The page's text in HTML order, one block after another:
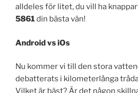
alldeles för litet, du vill ha
5861din bästa vän!
Android vs iOs
Nu kommer vi till den stora
debatterats i kilometerlånga
Vilket är bäst? Är det någon